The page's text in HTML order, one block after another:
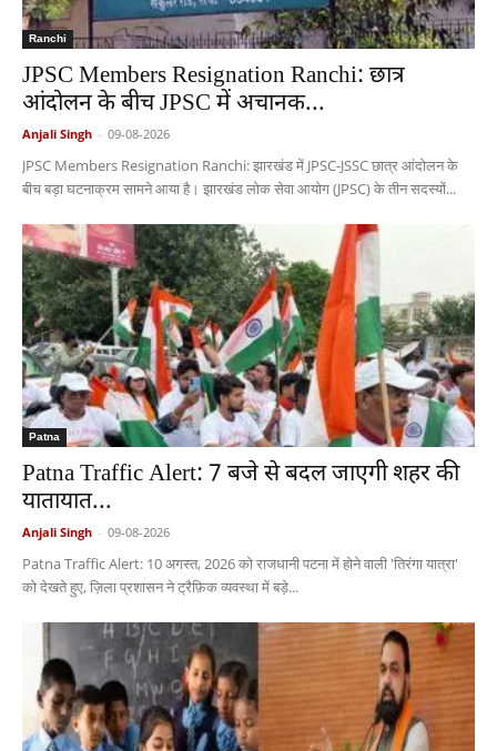
Ranchi
JPSC Members Resignation Ranchi: छात्र
आंदोलन के बीच JPSC में अचानक...
Anjali Singh - 09-08-2026
JPSC Members Resignation Ranchi: झारखंड में JPSC-JSSC छात्र आंदोलन के
बीच बड़ा घटनाक्रम सामने आया है। झारखंड लोक सेवा आयोग (JPSC) के तीन सदस्यों...
Patna
Patna Traffic Alert: 7 बजे से बदल जाएगी शहर की
यातायात...
Anjali Singh - 09-08-2026
Patna Traffic Alert: 10 अगस्त, 2026 को राजधानी पटना में होने वाली 'तिरंगा यात्रा'
को देखते हुए, ज़िला प्रशासन ने ट्रैफ़िक व्यवस्था में बड़े...